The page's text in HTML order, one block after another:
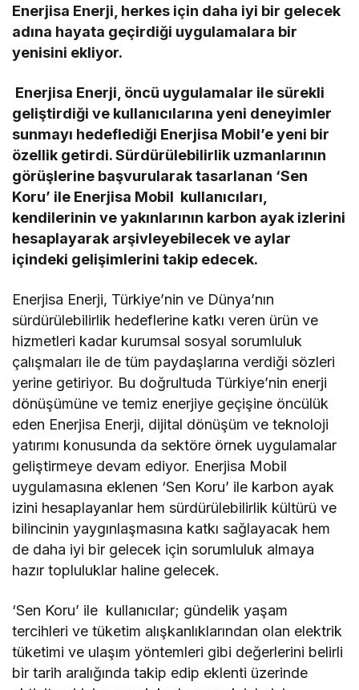
Enerjisa Enerji, herkes için daha iyi bir gelecek
adına hayata geçirdiği uygulamalara bir
yenisini ekliyor.
Enerjisa Enerji, öncü uygulamalar ile sürekli
geliştirdiği ve kullanıcılarına yeni deneyimler
sunmayı hedeflediği Enerjisa Mobil’e yeni bir
özellik getirdi. Sürdürülebilirlik uzmanlarının
görüşlerine başvurularak tasarlanan ‘Sen
Koru’ ile Enerjisa Mobil kullanıcıları,
kendilerinin ve yakınlarının karbon ayak izlerini
hesaplayarak arşivleyebilecek ve aylar
içindeki gelişimlerini takip edecek.
Enerjisa Enerji, Türkiye’nin ve Dünya’nın
sürdürülebilirlik hedeflerine katkı veren ürün ve
hizmetleri kadar kurumsal sosyal sorumluluk
çalışmaları ile de tüm paydaşlarına verdiği sözleri
yerine getiriyor. Bu doğrultuda Türkiye’nin enerji
dönüşümüne ve temiz enerjiye geçişine öncülük
eden Enerjisa Enerji, dijital dönüşüm ve teknoloji
yatırımı konusunda da sektöre örnek uygulamalar
geliştirmeye devam ediyor. Enerjisa Mobil
uygulamasına eklenen ‘Sen Koru’ ile karbon ayak
izini hesaplayanlar hem sürdürülebilirlik kültürü ve
bilincinin yaygınlaşmasına katkı sağlayacak hem
de daha iyi bir gelecek için sorumluluk almaya
hazır topluluklar haline gelecek.
‘Sen Koru’ ile kullanıcılar; gündelik yaşam
tercihleri ve tüketim alışkanlıklarından olan elektrik
tüketimi ve ulaşım yöntemleri gibi değerlerini belirli
bir tarih aralığında takip edip eklenti üzerinde